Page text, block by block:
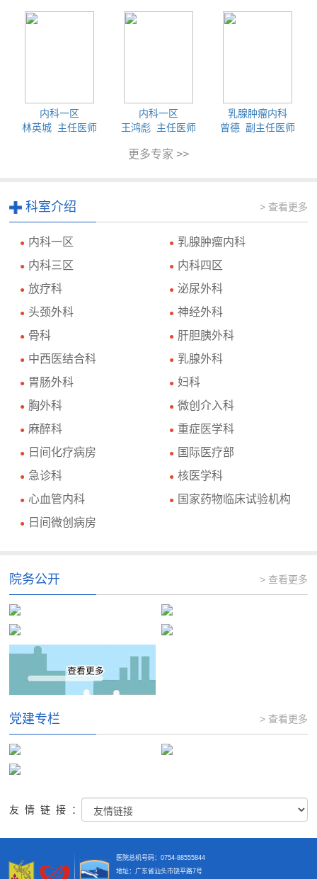
内科一区
林英城 主任医师
内科一区
王鸿彪 主任医师
乳腺肿瘤内科
曾德 副主任医师
更多专家 >>
科室介绍 > 查看更多
● 内科一区 ● 乳腺肿瘤内科
● 内科三区 ● 内科四区
● 放疗科 ● 泌尿外科
● 头颈外科 ● 神经外科
● 骨科 ● 肝胆胰外科
● 中西医结合科 ● 乳腺外科
● 胃肠外科 ● 妇科
● 胸外科 ● 微创介入科
● 麻醉科 ● 重症医学科
● 日间化疗病房 ● 国际医疗部
● 急诊科 ● 核医学科
● 心血管内科 ● 国家药物临床试验机构
● 日间微创病房
院务公开 > 查看更多
党建专栏 > 查看更多
友情链接：
医院总机号码：0754-88555844
地址：广东省汕头市饶平路7号